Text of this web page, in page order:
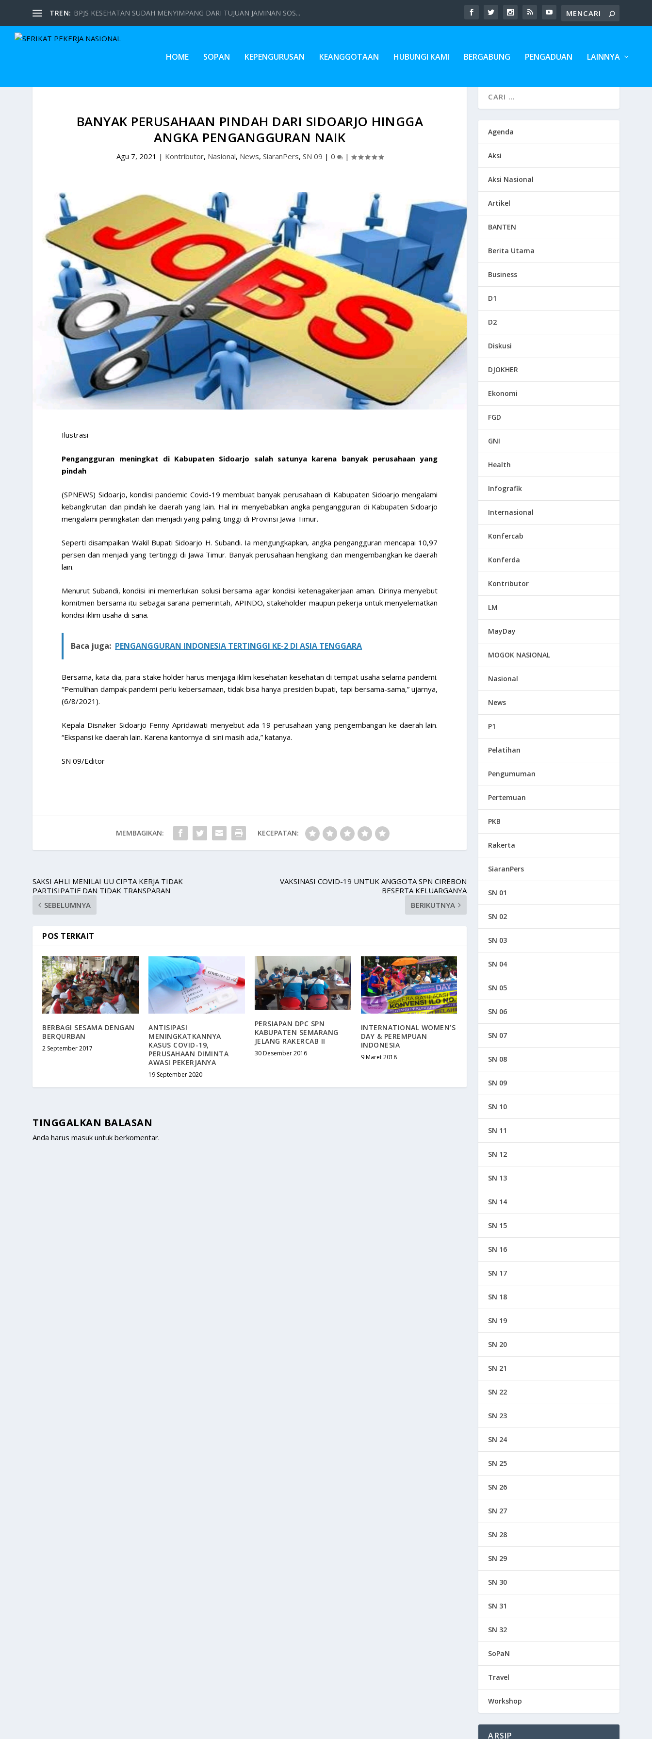
TREN: BPJS KESEHATAN SUDAH MENYIMPANG DARI TUJUAN JAMINAN SOS...
HOME SOPAN KEPENGURUSAN KEANGGOTAAN HUBUNGI KAMI BERGABUNG PENGADUAN LAINNYA
BANYAK PERUSAHAAN PINDAH DARI SIDOARJO HINGGA
ANGKA PENGANGGURAN NAIK
Agu 7, 2021 | Kontributor, Nasional, News, SiaranPers, SN 09 | 0 |
Ilustrasi
Pengangguran meningkat di Kabupaten Sidoarjo salah satunya karena banyak perusahaan yang
pindah
(SPNEWS) Sidoarjo, kondisi pandemic Covid-19 membuat banyak perusahaan di Kabupaten Sidoarjo mengalami
kebangkrutan dan pindah ke daerah yang lain. Hal ini menyebabkan angka pengangguran di Kabupaten Sidoarjo
mengalami peningkatan dan menjadi yang paling tinggi di Provinsi Jawa Timur.
Seperti disampaikan Wakil Bupati Sidoarjo H. Subandi. Ia mengungkapkan, angka pengangguran mencapai 10,97
persen dan menjadi yang tertinggi di Jawa Timur. Banyak perusahaan hengkang dan mengembangkan ke daerah
lain.
Menurut Subandi, kondisi ini memerlukan solusi bersama agar kondisi ketenagakerjaan aman. Dirinya menyebut
komitmen bersama itu sebagai sarana pemerintah, APINDO, stakeholder maupun pekerja untuk menyelematkan
kondisi iklim usaha di sana.
Baca juga: PENGANGGURAN INDONESIA TERTINGGI KE-2 DI ASIA TENGGARA
Bersama, kata dia, para stake holder harus menjaga iklim kesehatan kesehatan di tempat usaha selama pandemi.
“Pemulihan dampak pandemi perlu kebersamaan, tidak bisa hanya presiden bupati, tapi bersama-sama,” ujarnya,
(6/8/2021).
Kepala Disnaker Sidoarjo Fenny Apridawati menyebut ada 19 perusahaan yang pengembangan ke daerah lain.
“Ekspansi ke daerah lain. Karena kantornya di sini masih ada,” katanya.
SN 09/Editor
MEMBAGIKAN: KECEPATAN:
SAKSI AHLI MENILAI UU CIPTA KERJA TIDAK
PARTISIPATIF DAN TIDAK TRANSPARAN
SEBELUMNYA
VAKSINASI COVID-19 UNTUK ANGGOTA SPN CIREBON
BESERTA KELUARGANYA
BERIKUTNYA
POS TERKAIT
BERBAGI SESAMA DENGAN
BERQURBAN
2 September 2017
ANTISIPASI
MENINGKATKANNYA
KASUS COVID-19,
PERUSAHAAN DIMINTA
AWASI PEKERJANYA
19 September 2020
PERSIAPAN DPC SPN
KABUPATEN SEMARANG
JELANG RAKERCAB II
30 Desember 2016
INTERNATIONAL WOMEN’S
DAY & PEREMPUAN
INDONESIA
9 Maret 2018
TINGGALKAN BALASAN
Anda harusmasuk untuk berkomentar.
Agenda
Aksi
Aksi Nasional
Artikel
BANTEN
Berita Utama
Business
D1
D2
Diskusi
DJOKHER
Ekonomi
FGD
GNI
Health
Infografik
Internasional
Konfercab
Konferda
Kontributor
LM
MayDay
MOGOK NASIONAL
Nasional
News
P1
Pelatihan
Pengumuman
Pertemuan
PKB
Rakerta
SiaranPers
SN 01
SN 02
SN 03
SN 04
SN 05
SN 06
SN 07
SN 08
SN 09
SN 10
SN 11
SN 12
SN 13
SN 14
SN 15
SN 16
SN 17
SN 18
SN 19
SN 20
SN 21
SN 22
SN 23
SN 24
SN 25
SN 26
SN 27
SN 28
SN 29
SN 30
SN 31
SN 32
SoPaN
Travel
Workshop
ARSIP